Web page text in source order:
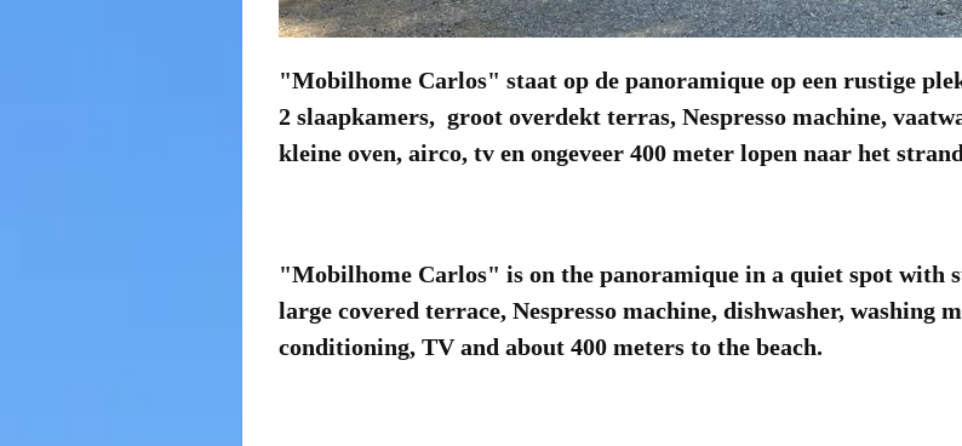
"Mobilhome Carlos" staat op de panoramique op een rustige
2 slaapkamers, groot overdekt terras, Nespresso machine,
kleine oven, airco, tv en ongeveer 400 meter lopen naar het
"Mobilhome Carlos" is on the panoramique in a quiet spot with
large covered terrace, Nespresso machine, dishwasher, washing
conditioning, TV and about 400 meters to the beach.